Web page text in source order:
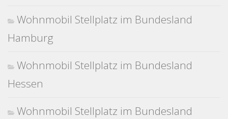
Wohnmobil Stellplatz im Bundesland
Hamburg
Wohnmobil Stellplatz im Bundesland
Hessen
Wohnmobil Stellplatz im Bundesland